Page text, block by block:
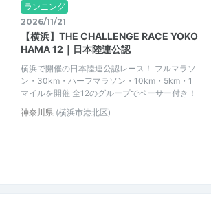
ランニング
2026/11/21
【横浜】THE CHALLENGE RACE YOKO
HAMA 12｜日本陸連公認
横浜で開催の日本陸連公認レース！ フルマラソ
ン・30km・ハーフマラソン・10km・5km・1
マイルを開催 全12のグループでペーサー付き！
神奈川県 (横浜市港北区)